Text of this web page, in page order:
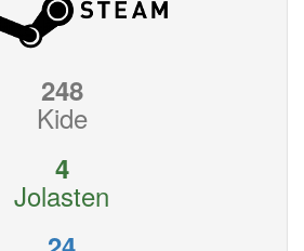
248
Kide
4
Jolasten